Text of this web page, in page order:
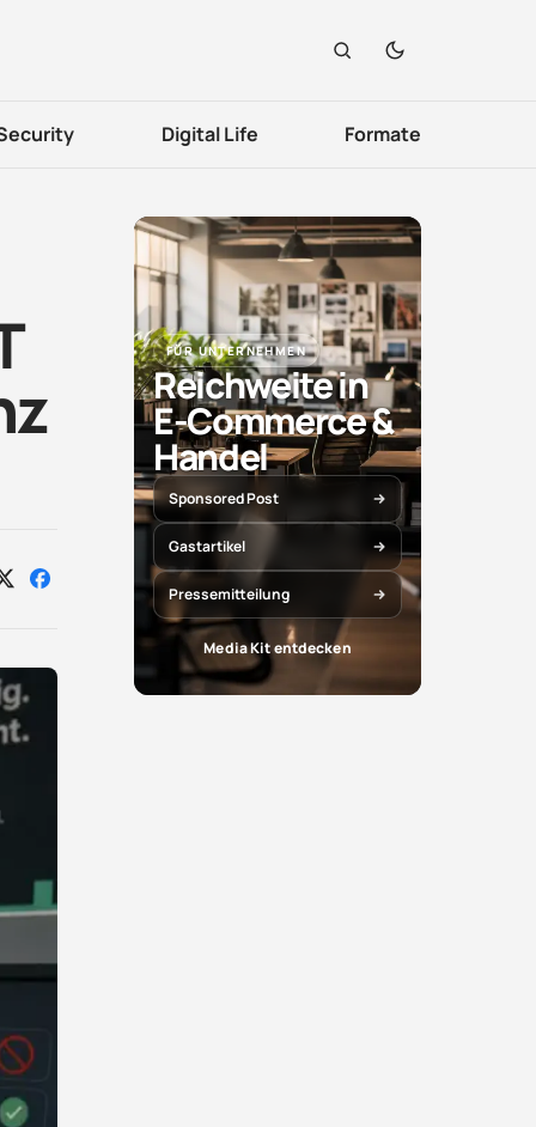
Digital Life Formate
Auf Auf
FÜR UNTERNEHMEN
Reichweite in
E-Commerce &
Handel
Sponsored Post
Gastartikel
Pressemitteilung
Media Kit entdecken